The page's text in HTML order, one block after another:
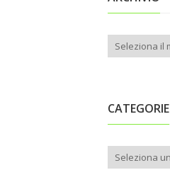
Archivio
CATEGORIE
Categorie